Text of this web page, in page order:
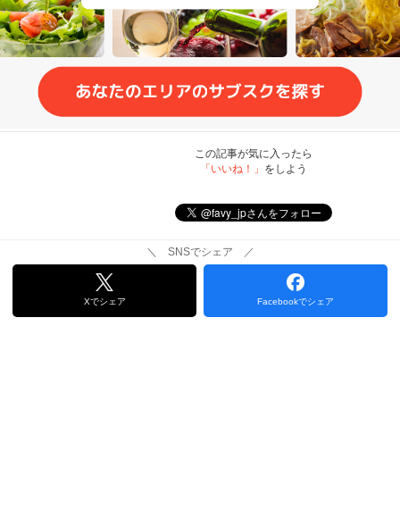
この記事が気に入ったら
「いいね！」 をしよう
＼ SNSでシェア ／
Xでシェア Facebookでシェア